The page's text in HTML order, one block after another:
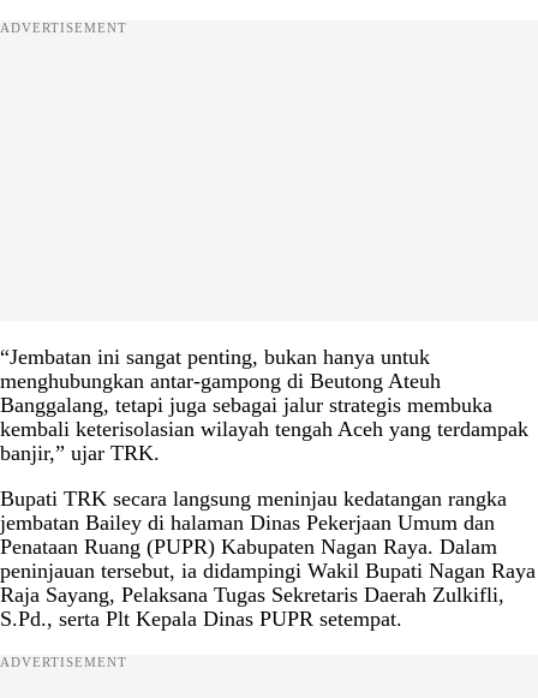
ADVERTISEMENT
“Jembatan ini sangat penting, bukan hanya untuk
menghubungkan antar-gampong di Beutong Ateuh
Banggalang, tetapi juga sebagai jalur strategis membuka
kembali keterisolasian wilayah tengah Aceh yang terdampak
banjir,” ujar TRK.
Bupati TRK secara langsung meninjau kedatangan rangka
jembatan Bailey di halaman Dinas Pekerjaan Umum dan
Penataan Ruang (PUPR) Kabupaten Nagan Raya. Dalam
peninjauan tersebut, ia didampingi Wakil Bupati Nagan Raya
Raja Sayang, Pelaksana Tugas Sekretaris Daerah Zulkifli,
S.Pd., serta Plt Kepala Dinas PUPR setempat.
ADVERTISEMENT